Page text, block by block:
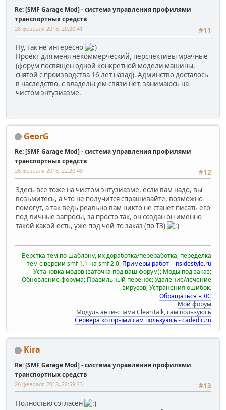
Re: [SMF Garage Mod] - система управления профилями
транспортных средств
#11
26 февраля 2018, 20:20:41
Ну, так не интересно
Проект для меня некоммерческий, перспективы мрачные
(форум посвящён одной конкретной модели машины,
снятой с производства 16 лет назад). Админство досталось
в наследство, с владельцем связи нет, занимаюсь на
чистом энтузиазме.
GeorG
Re: [SMF Garage Mod] - система управления профилями
транспортных средств
#12
26 февраля 2018, 22:20:40
Здесь всё тоже на чистом энтузиазме, если вам надо, вы
возьмитесь, а что не получится спрашивайте, возможно
помогут, а так ведь реально вам никто не станет писать его
под личные запросы, за просто так, он создан он именно
такой какой есть, уже под чей-то заказ (по ТЗ)
Верстка тем по шаблону, их доработка/переработка, переделка
тем с версии smf 1.1 на smf 2.0. Примеры работ - insidestyle.ru
Установка модов (заточка под ваш форум); Моды под заказ;
Обновление форума; Правильный перенос; Удаление/лечение
вирусов; Устранения ошибок.
Обращаться в ЛС
Мой форум
Модуль анти-спама CleanTalk, сам пользуюсь
Сервера которыми сам пользуюсь - cadedic.ru
Kira
Re: [SMF Garage Mod] - система управления профилями
транспортных средств
#13
26 февраля 2018, 22:59:23
Полностью согласен